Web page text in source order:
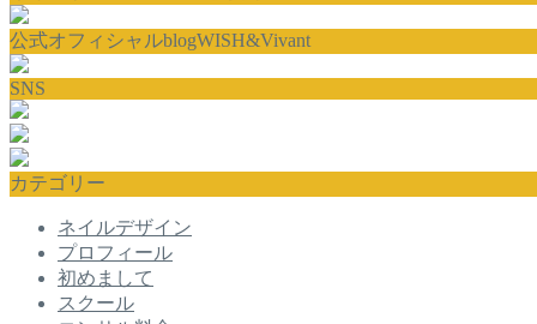
公式オフィシャルblogWISH&Vivant
SNS
カテゴリー
ネイルデザイン
プロフィール
初めまして
スクール